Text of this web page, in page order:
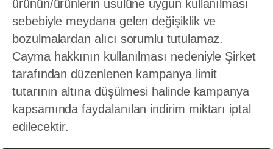
ürünün/ürünlerin usulüne uygun kullanılması
sebebiyle meydana gelen değişiklik ve
bozulmalardan alıcı sorumlu tutulamaz.
Cayma hakkının kullanılması nedeniyle Şirket
tarafından düzenlenen kampanya limit
tutarının altına düşülmesi halinde kampanya
kapsamında faydalanılan indirim miktarı iptal
edilecektir.